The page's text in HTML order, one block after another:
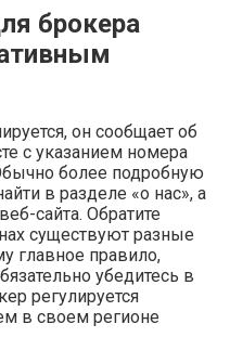
брокера
он сообщает об
с указанием номера
более подробную
в разделе «о нас», а
сайта. Обратите
существуют разные
главное правило,
убедитесь в
регулируется
в своем регионе